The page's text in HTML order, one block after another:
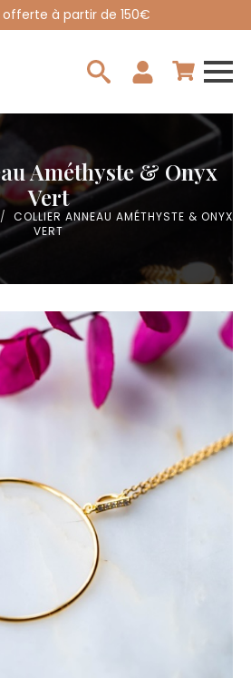
offerte à partir de 150€
Améthyste & Onyx
Vert
COLLIER ANNEAU AMÉTHYSTE & ONYX
VERT